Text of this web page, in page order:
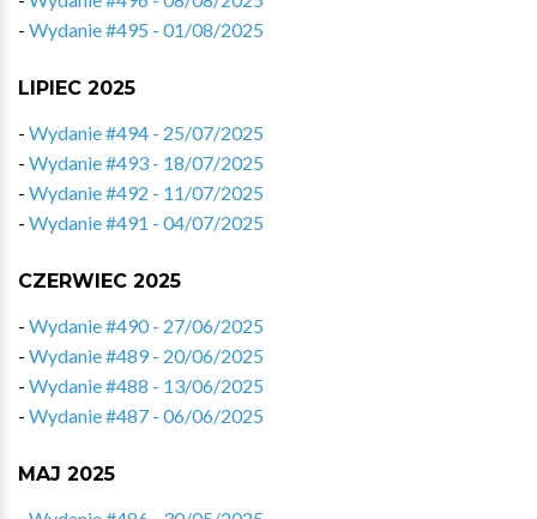
- Wydanie #495 - 01/08/2025
LIPIEC 2025
- Wydanie #494 - 25/07/2025
- Wydanie #493 - 18/07/2025
- Wydanie #492 - 11/07/2025
- Wydanie #491 - 04/07/2025
CZERWIEC 2025
- Wydanie #490 - 27/06/2025
- Wydanie #489 - 20/06/2025
- Wydanie #488 - 13/06/2025
- Wydanie #487 - 06/06/2025
MAJ 2025